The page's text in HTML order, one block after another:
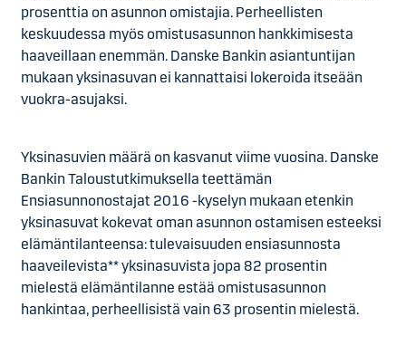
prosenttia on asunnon omistajia. Perheellisten
keskuudessa myös omistusasunnon hankkimisesta
haaveillaan enemmän. Danske Bankin asiantuntijan
mukaan yksinasuvan ei kannattaisi lokeroida itseään
vuokra-asujaksi.
Yksinasuvien määrä on kasvanut viime vuosina. Danske
Bankin Taloustutkimuksella teettämän
Ensiasunnonostajat 2016 -kyselyn mukaan etenkin
yksinasuvat kokevat oman asunnon ostamisen esteeksi
elämäntilanteensa: tulevaisuuden ensiasunnosta
haaveilevista** yksinasuvista jopa 82 prosentin
mielestä elämäntilanne estää omistusasunnon
hankintaa, perheellisistä vain 63 prosentin mielestä.